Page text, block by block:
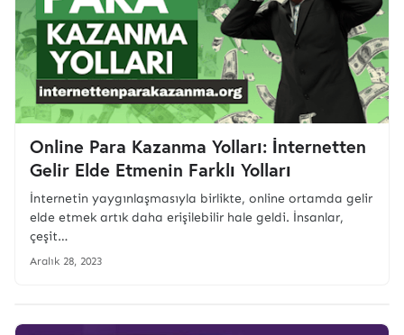
Online Para Kazanma Yolları: İnternetten
Gelir Elde Etmenin Farklı Yolları
İnternetin yaygınlaşmasıyla birlikte, online ortamda gelir
elde etmek artık daha erişilebilir hale geldi. İnsanlar,
çeşit…
Aralık 28, 2023